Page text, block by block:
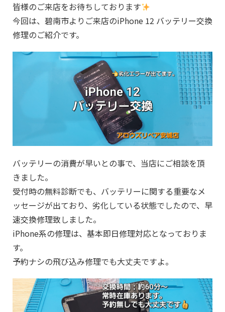
皆様のご来店をお待ちしております
今回は、碧南市よりご来店のiPhone 12 バッテリー交換
修理のご紹介です。
バッテリーの消費が早いとの事で、当店にご相談を頂
きました。
受付時の無料診断でも、バッテリーに関する重要なメ
ッセージが出ており、劣化している状態でしたので、早
速交換修理致しました。
iPhone系の修理は、基本即日修理対応となっておりま
す。
予約ナシの飛び込み修理でも大丈夫ですよ。